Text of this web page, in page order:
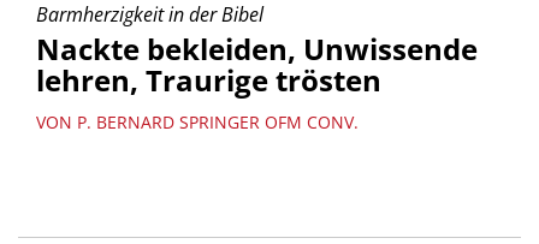
Barmherzigkeit in der Bibel
Nackte bekleiden, Unwissende
lehren, Traurige trösten
VON P. BERNARD SPRINGER OFM CONV.